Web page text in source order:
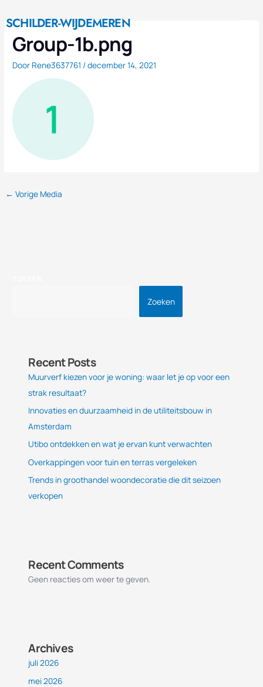
naar
inhoud
SCHILDER-WIJDEMEREN
Group-1b.png
Door Rene3637761 /december 14, 2021
← Vorige Media
Zoeken
Recent Posts
Muurverf kiezen voor je woning: waar let je op voor een
strak resultaat?
Innovaties en duurzaamheid in de utiliteitsbouw in
Amsterdam
Utibo ontdekken en wat je ervan kunt verwachten
Overkappingen voor tuin en terras vergeleken
Trends in groothandel woondecoratie die dit seizoen
verkopen
Recent Comments
Geen reacties om weer te geven.
Archives
juli 2026
mei 2026